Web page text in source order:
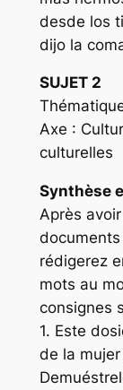
desde los
dijo la
SUJET 2
Axe :
culturelles
Synthèse
Après
rédigerez
mots au
consignes
1. Este
de la